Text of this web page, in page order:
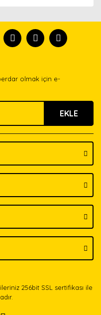
ederiz.
bulunuyor.
olmalı.
olmak için e-
EKLE
256bit SSL sertifikası ile